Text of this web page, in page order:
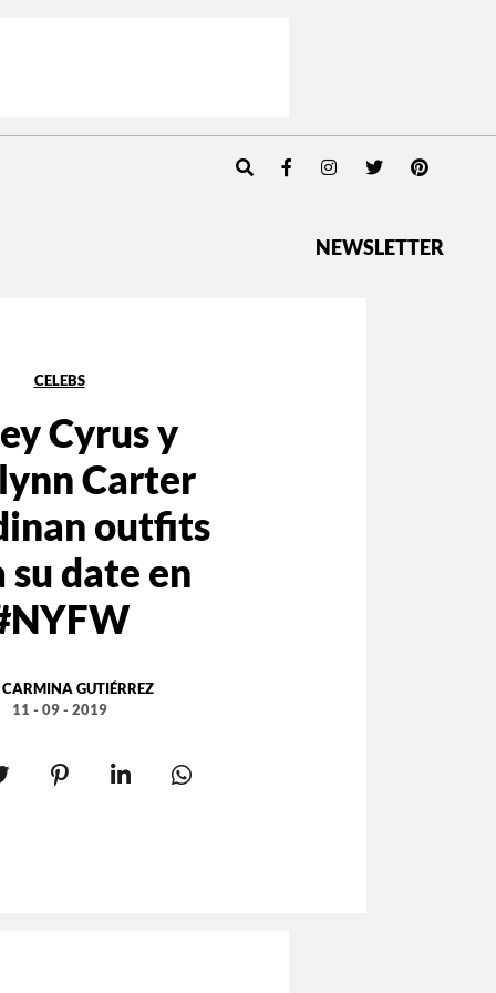
NEWSLETTER
CELEBS
Cyrus y
Carter
outfits
su date en
CARMINA GUTIÉRREZ
11 - 09 - 2019